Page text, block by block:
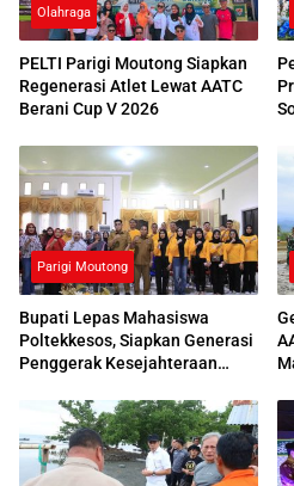
Olahraga
PELTI Parigi Moutong Siapkan
Regenerasi Atlet Lewat AATC
Berani Cup V 2026
Parigi Moutong
Bupati Lepas Mahasiswa
Poltekkesos, Siapkan Generasi
Penggerak Kesejahteraan